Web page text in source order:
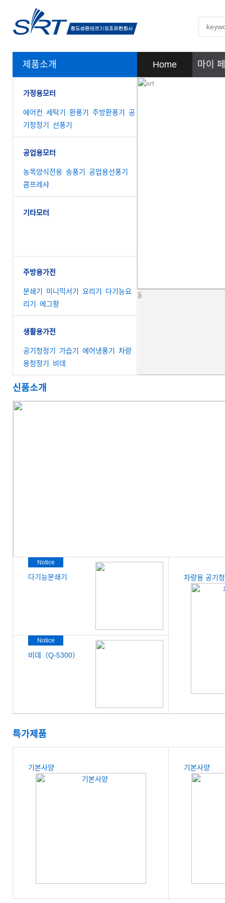
제품소개
가정용모터
에어컨 세탁기 환풍기 주방환풍기
공
기청정기
선풍기
공업용모터
농목양식전용 송풍기
공업용선풍기
콤프레샤
기타모터
주방용가전
분쇄기 미니믹서기 요리기
다기능요
리기
에그팡
생활용가전
공기청정기 가습기 에어냉풍기
차량
용청정기
비데
Home 마이
신품소개
다기능분쇄기
Notice
비데（Q-5300）
Notice
차량용 공기
특가제품
기본사양 기본사양